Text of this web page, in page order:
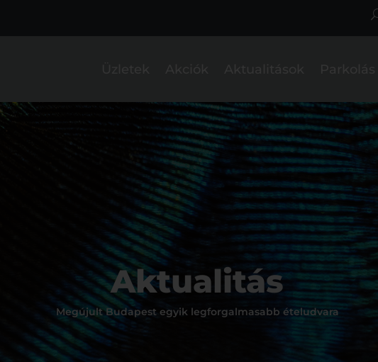
Aktualitás
Megújult Budapest egyik legforgalmasabb ételudvara